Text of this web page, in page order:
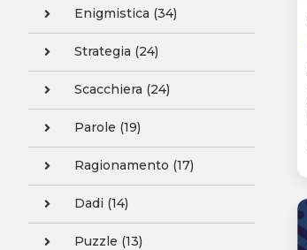
Enigmistica (34)
Strategia (24)
Scacchiera (24)
Parole (19)
Ragionamento (17)
Dadi (14)
Puzzle (13)